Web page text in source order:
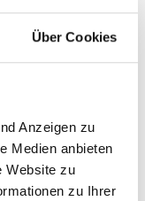
Über Cookies
Anzeigen zu
Medien anbieten
Website zu
zu Ihrer
doch plötzlich
sie gestohlen
damit zu tun?
Spielern